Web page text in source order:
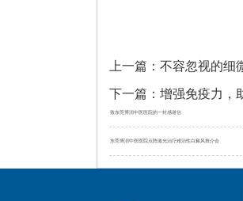
上一篇： 不容忽视的细
下一篇： 增强免疫力，
致东莞博润中医医院的一封感谢信
东莞博润中医医院点阵激光治疗难治性白癜风推介会